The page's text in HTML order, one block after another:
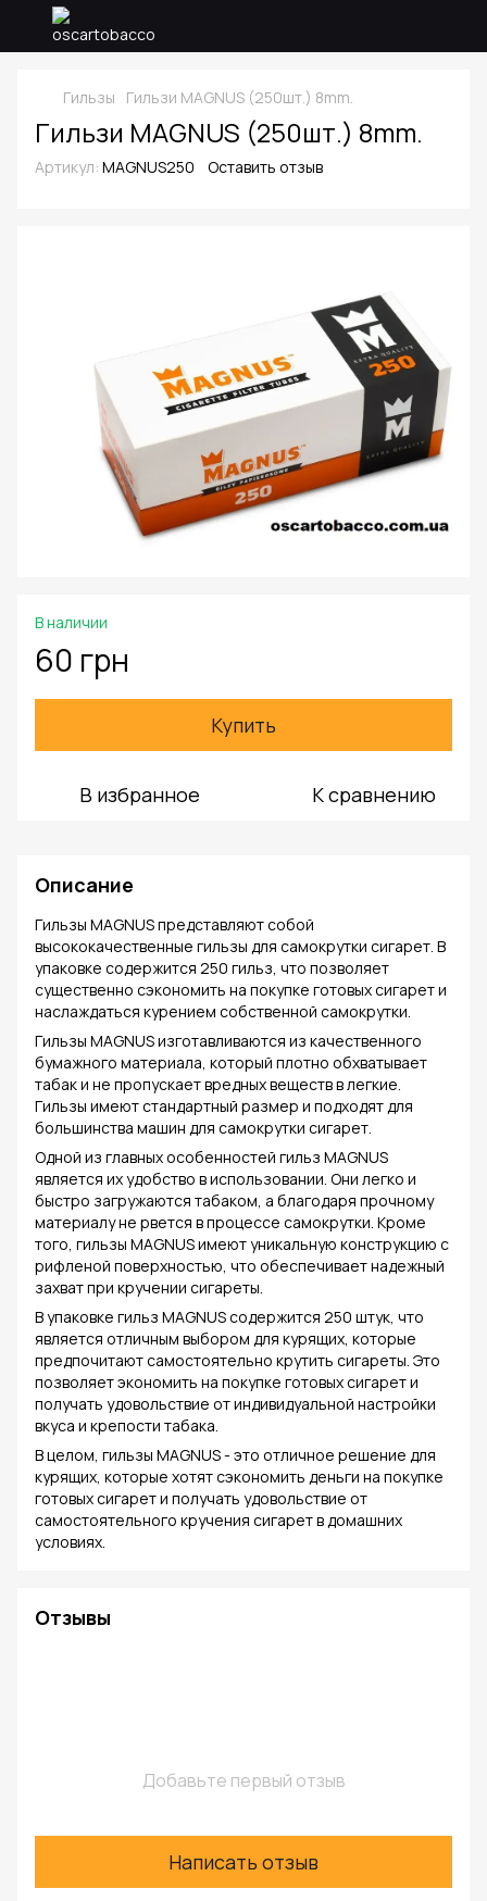
Гильзы Гильзи MAGNUS (250шт.) 8mm.
Гильзи MAGNUS (250шт.) 8mm.
Артикул: MAGNUS250 Оставить отзыв
В наличии
60 грн
Купить
В избранное К сравнению
Описание
Гильзы MAGNUS представляют собой
высококачественные гильзы для самокрутки сигарет. В
упаковке содержится 250 гильз, что позволяет
существенно сэкономить на покупке готовых сигарет и
наслаждаться курением собственной самокрутки.
Гильзы MAGNUS изготавливаются из качественного
бумажного материала, который плотно обхватывает
табак и не пропускает вредных веществ в легкие.
Гильзы имеют стандартный размер и подходят для
большинства машин для самокрутки сигарет.
Одной из главных особенностей гильз MAGNUS
является их удобство в использовании. Они легко и
быстро загружаются табаком, а благодаря прочному
материалу не рвется в процессе самокрутки. Кроме
того, гильзы MAGNUS имеют уникальную конструкцию с
рифленой поверхностью, что обеспечивает надежный
захват при кручении сигареты.
В упаковке гильз MAGNUS содержится 250 штук, что
является отличным выбором для курящих, которые
предпочитают самостоятельно крутить сигареты. Это
позволяет экономить на покупке готовых сигарет и
получать удовольствие от индивидуальной настройки
вкуса и крепости табака.
В целом, гильзы MAGNUS - это отличное решение для
курящих, которые хотят сэкономить деньги на покупке
готовых сигарет и получать удовольствие от
самостоятельного кручения сигарет в домашних
условиях.
Отзывы
Добавьте первый отзыв
Написать отзыв